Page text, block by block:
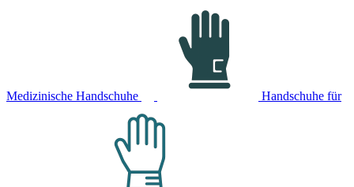
Medizinische Handschuhe Handschuhe für